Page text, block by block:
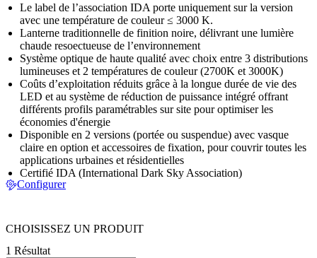
Le label de l’association IDA porte uniquement sur la version
avec une température de couleur ≤ 3000 K.
Lanterne traditionnelle de finition noire, délivrant une lumière
chaude resoectueuse de l’environnement
Système optique de haute qualité avec choix entre 3 distributions
lumineuses et 2 températures de couleur (2700K et 3000K)
Coûts d’exploitation réduits grâce à la longue durée de vie des
LED et au système de réduction de puissance intégré offrant
différents profils paramétrables sur site pour optimiser les
économies d'énergie
Disponible en 2 versions (portée ou suspendue) avec vasque
claire en option et accessoires de fixation, pour couvrir toutes les
applications urbaines et résidentielles
Certifié IDA (International Dark Sky Association)
Configurer
CHOISISSEZ UN PRODUIT
1 Résultat